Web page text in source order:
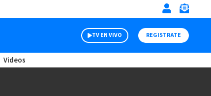
TV EN VIVO REGISTRATE
Videos